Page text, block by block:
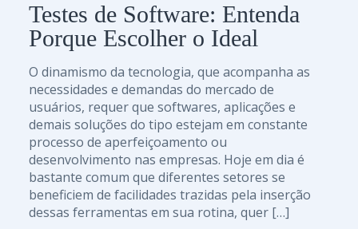
Testes de Software: Entenda
Porque Escolher o Ideal
O dinamismo da tecnologia, que acompanha as
necessidades e demandas do mercado de
usuários, requer que softwares, aplicações e
demais soluções do tipo estejam em constante
processo de aperfeiçoamento ou
desenvolvimento nas empresas. Hoje em dia é
bastante comum que diferentes setores se
beneficiem de facilidades trazidas pela inserção
dessas ferramentas em sua rotina, quer […]